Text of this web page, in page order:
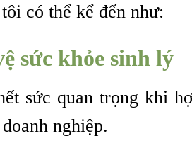
có thể kể đến như:
sức khỏe sinh lý
sức quan trọng khi
nghiệp.